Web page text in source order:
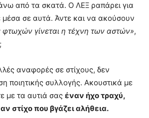
από τα σκατά. Ο ΛΕΞ ραπάρει για
σε αυτά. Άντε και να ακούσουν
γίνεται η τέχνη των αστών»,
αναφορές σε στίχους, δεν
ποιητικής συλλογής. Ακουστικά με
με τα αυτιά σας έναν ήχο τραχύ,
στίχο που βγάζει αλήθεια.